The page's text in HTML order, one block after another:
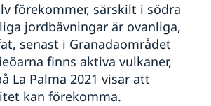
förekommer, särskilt i södra
jordbävningar är ovanliga,
senast i Granadaområdet
finns aktiva vulkaner,
La Palma 2021 visar att
kan förekomma.